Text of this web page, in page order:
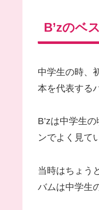
B’zのベ
中学生の時、
本を代表する
B’zは中学生
ンでよく見て
当時はちょう
バムは中学生